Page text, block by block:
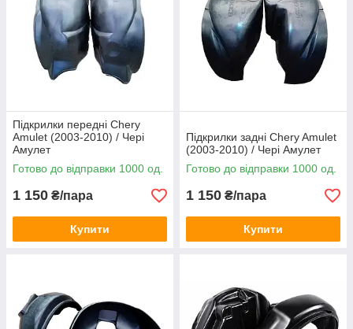
Підкрилки передні Chery
Amulet (2003-2010) / Чері
Амулет
Готово до відправки 1000 од.
1 150 ₴/пара
Купити
Підкрилки задні Chery Amulet
(2003-2010) / Чері Амулет
Готово до відправки 1000 од.
1 150 ₴/пара
Купити